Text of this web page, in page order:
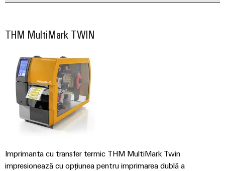
THM MultiMark TWIN
Imprimanta cu transfer termic THM MultiMark Twin
impresionează cu opțiunea pentru imprimarea dublă a